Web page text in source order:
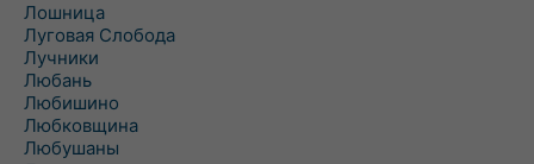
Лошница
Луговая Слобода
Лучники
Любань
Любишино
Любковщина
Любушаны